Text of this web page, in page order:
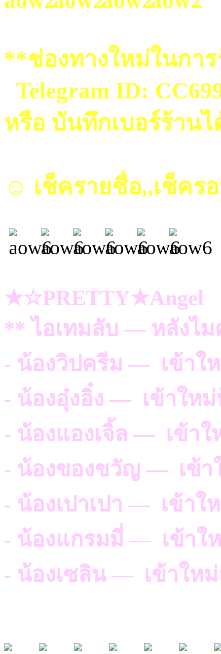
**ช่องทางใหม่ในกา
Telegram ID:
หรือ บันทึกเบอร์ร้านไ
☺ เช็ครายชื่อ,,เช็คร
★☆PRETTY★Angel
** ไอเทมลับ — หลังไ
- น้องวิปครีม — เข้าใ
- น้องอุ๋งอิ๋ง — เข้าให
- น้องแองเจิ้ล — เข้า
- น้องของขวัญ — เข้า
- น้องเปาเปา — เข้าใ
- น้องแกรมมี่ — เข้าใ
- น้องเซลิน — เข้าให